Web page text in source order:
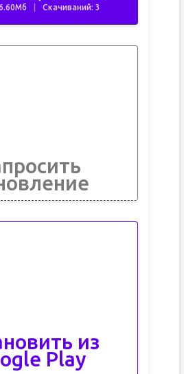
Скачиваний: 3
из
Play